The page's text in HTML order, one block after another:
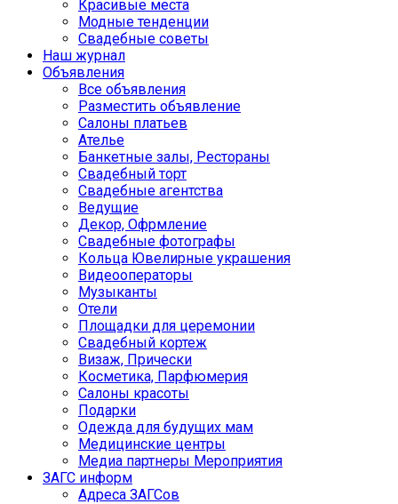
Красивые места
Модные тенденции
Свадебные советы
Наш журнал
Объявления
Все объявления
Разместить объявление
Салоны платьев
Ателье
Банкетные залы, Рестораны
Свадебный торт
Свадебные агентства
Ведущие
Декор, Офрмление
Свадебные фотографы
Кольца Ювелирные украшения
Видеооператоры
Музыканты
Отели
Площадки для церемонии
Свадебный кортеж
Визаж, Прически
Косметика, Парфюмерия
Салоны красоты
Подарки
Одежда для будущих мам
Медицинские центры
Медиа партнеры Мероприятия
ЗАГС информ
Адреса ЗАГСов